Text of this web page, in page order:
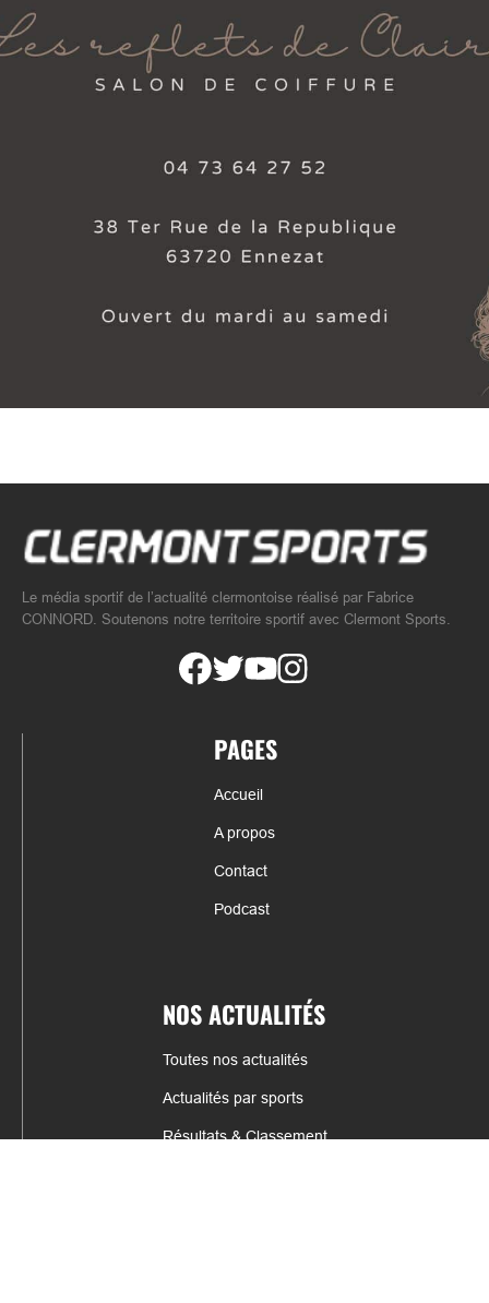
Le média sportif de l’actualité clermontoise réalisé par Fabrice
CONNORD. Soutenons notre territoire sportif avec Clermont Sports.
PAGES
Accueil
A propos
Contact
Podcast
NOS ACTUALITÉS
Toutes nos actualités
Actualités par sports
Résultats & Classement